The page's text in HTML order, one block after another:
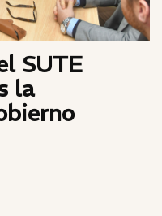
SUTE
la